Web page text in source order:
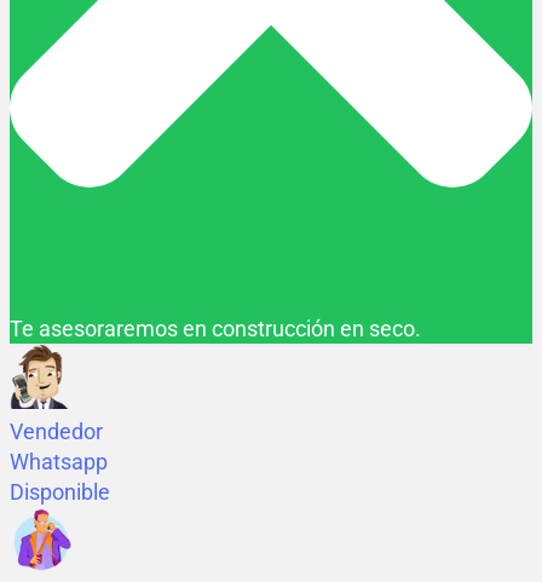
Te asesoraremos en construcción en seco.
Vendedor
Whatsapp
Disponible